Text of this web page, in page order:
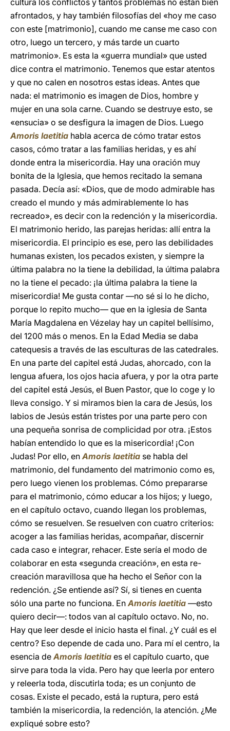
cultura los conflictos y tantos problemas no están bien
afrontados, y hay también filosofías del «hoy me caso
con este [matrimonio], cuando me canse me caso con
otro, luego un tercero, y más tarde un cuarto
matrimonio». Es esta la «guerra mundial» que usted
dice contra el matrimonio. Tenemos que estar atentos
y que no calen en nosotros estas ideas. Antes que
nada: el matrimonio es imagen de Dios, hombre y
mujer en una sola carne. Cuando se destruye esto, se
«ensucia» o se desfigura la imagen de Dios. Luego
Amoris laetitia habla acerca de cómo tratar estos
casos, cómo tratar a las familias heridas, y es ahí
donde entra la misericordia. Hay una oración muy
bonita de la Iglesia, que hemos recitado la semana
pasada. Decía así: «Dios, que de modo admirable has
creado el mundo y más admirablemente lo has
recreado», es decir con la redención y la misericordia.
El matrimonio herido, las parejas heridas: allí entra la
misericordia. El principio es ese, pero las debilidades
humanas existen, los pecados existen, y siempre la
última palabra no la tiene la debilidad, la última palabra
no la tiene el pecado: ¡la última palabra la tiene la
misericordia! Me gusta contar —no sé si lo he dicho,
porque lo repito mucho— que en la iglesia de Santa
María Magdalena en Vézelay hay un capitel bellísimo,
del 1200 más o menos. En la Edad Media se daba
catequesis a través de las esculturas de las catedrales.
En una parte del capitel está Judas, ahorcado, con la
lengua afuera, los ojos hacia afuera, y por la otra parte
del capitel está Jesús, el Buen Pastor, que lo coge y lo
lleva consigo. Y si miramos bien la cara de Jesús, los
labios de Jesús están tristes por una parte pero con
una pequeña sonrisa de complicidad por otra. ¡Estos
habían entendido lo que es la misericordia! ¡Con
Judas! Por ello, enAmoris laetitia se habla del
matrimonio, del fundamento del matrimonio como es,
pero luego vienen los problemas. Cómo prepararse
para el matrimonio, cómo educar a los hijos; y luego,
en el capítulo octavo, cuando llegan los problemas,
cómo se resuelven. Se resuelven con cuatro criterios:
acoger a las familias heridas, acompañar, discernir
cada caso e integrar, rehacer. Este sería el modo de
colaborar en esta «segunda creación», en esta re-
creación maravillosa que ha hecho el Señor con la
redención. ¿Se entiende así? Sí, si tienes en cuenta
sólo una parte no funciona. EnAmoris laetitia —esto
quiero decir—: todos van al capítulo octavo. No, no.
Hay que leer desde el inicio hasta el final. ¿Y cuál es el
centro? Eso depende de cada uno. Para mí el centro, la
esencia deAmoris laetitia es el capítulo cuarto, que
sirve para toda la vida. Pero hay que leerla por entero
y releerla toda, discutirla toda; es un conjunto de
cosas. Existe el pecado, está la ruptura, pero está
también la misericordia, la redención, la atención. ¿Me
expliqué sobre esto?